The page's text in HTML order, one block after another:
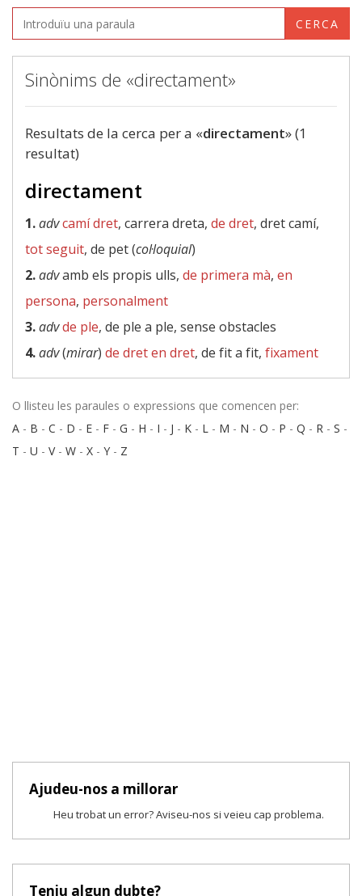
CERCA
Sinònims de «directament»
Resultats de la cerca per a «directament» (1
resultat)
directament
1.advcamí dret, carrera dreta, de dret, dret camí,
tot seguit, de pet (col·loquial)
2.advamb els propis ulls, de primera mà, en
persona, personalment
3.advde ple, de ple a ple, sense obstacles
4.adv(mirar) de dret en dret, de fit a fit, fixament
O llisteu les paraules o expressions que comencen per:
A - B - C - D - E - F - G - H - I - J - K - L - M - N - O - P - Q - R - S -
T - U - V- W - X - Y - Z
Ajudeu-nos a millorar
Heu trobat un error? Aviseu-nos si veieu cap problema.
Teniu algun dubte?